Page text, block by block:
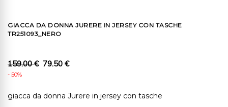
GIACCA DA DONNA JURERE IN JERSEY CON TASCHE
TR251093_NERO
159.00 € 79.50 €
- 50%
giacca da donna Jurere in jersey con tasche